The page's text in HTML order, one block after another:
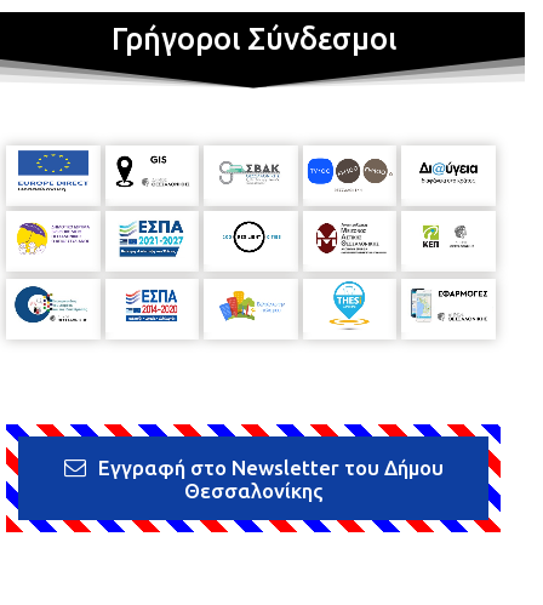
Γρήγοροι Σύνδεσμοι
Εγγραφή στο Newsletter του Δήμου
Θεσσαλονίκης